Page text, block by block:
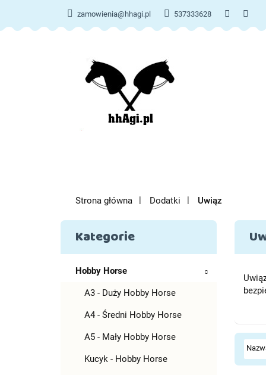
zamowienia@hhagi.pl 537333628
Strona główna Dodatki Uwiąz
Kategorie
Hobby Horse
A3 - Duży Hobby Horse
A4 - Średni Hobby Horse
A5 - Mały Hobby Horse
Kucyk - Hobby Horse